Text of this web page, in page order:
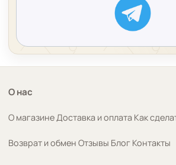
О нас
О магазине Доставка и оплата Как
Возврат и обмен Отзывы Блог Контакты